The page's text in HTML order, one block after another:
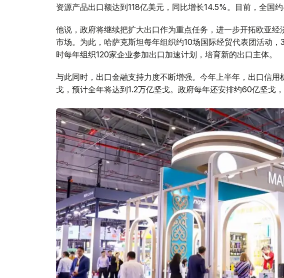
资源产品出口额达到118亿美元，同比增长14.5%。目前，全国
他说，政府将继续把扩大出口作为重点任务，进一步开拓欧亚
市场。为此，哈萨克斯坦每年组织约10场国际经贸代表团活动
时每年组织120家企业参加出口加速计划，培育新的出口主体。
与此同时，出口金融支持力度不断增强。今年上半年，出口信
戈，预计全年将达到1.2万亿坚戈。政府每年还安排约60亿坚戈